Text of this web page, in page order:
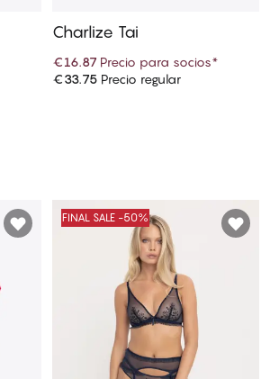
Añadir a la cesta
Charlize Tai
€16.87 Precio para socios*
€33.75Precio regular
FINAL SALE -50%